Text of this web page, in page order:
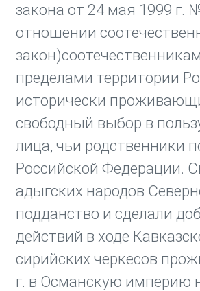
закона от 24 мая 1999 г.
отношении
пределами территории
исторически
свободный выбор в
лица, чьи родственники
Российской Федерации.
адыгских народов
подданство и сделали
действий в ходе
сирийских черкесов
г. в Османскую империю